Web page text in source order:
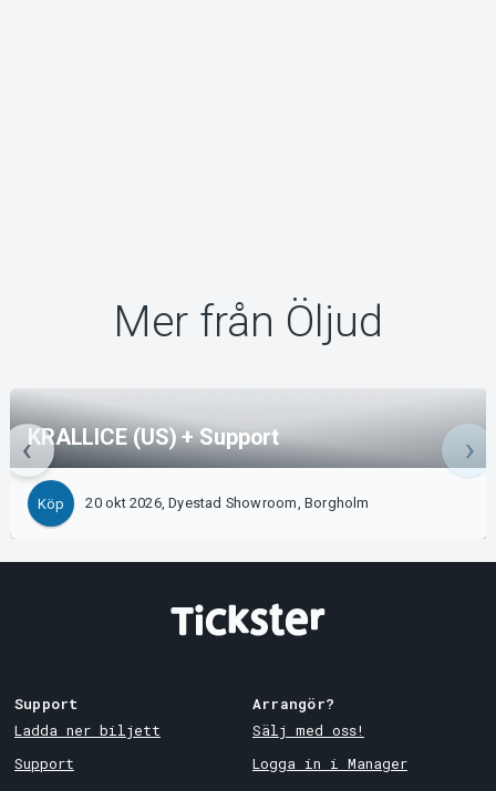
Mer från Öljud
KRALLICE (US) + Support
Köp 20 okt 2026, Dyestad Showroom, Borgholm
Support
Ladda ner biljett
Support
Arrangör?
Sälj med oss!
Logga in i Manager